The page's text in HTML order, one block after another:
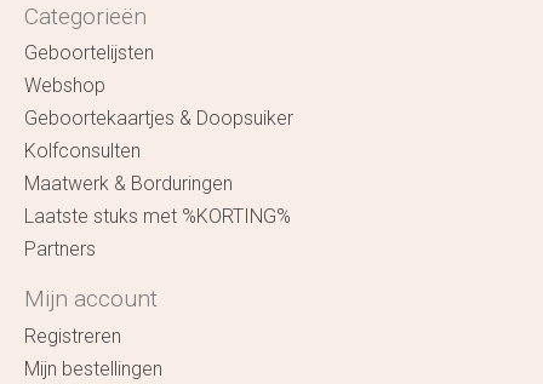
Categorieën
Geboortelijsten
Webshop
Geboortekaartjes & Doopsuiker
Kolfconsulten
Maatwerk & Borduringen
Laatste stuks met %KORTING%
Partners
Mijn account
Registreren
Mijn bestellingen